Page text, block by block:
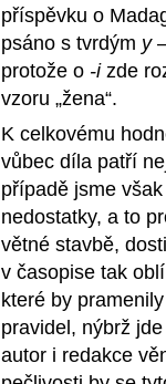
příspěvku o
psáno s tvrdým y
protože o -i zde
vzoru „žena“.
K celkovému
vůbec díla patří
případě jsme
nedostatky, a to
větné stavbě,
v časopise tak
které by
pravidel, nýbrž
autor i redakce